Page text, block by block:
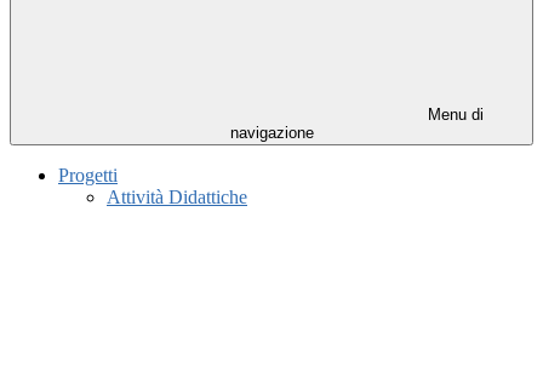
Menu di
navigazione
Progetti
Attività Didattiche